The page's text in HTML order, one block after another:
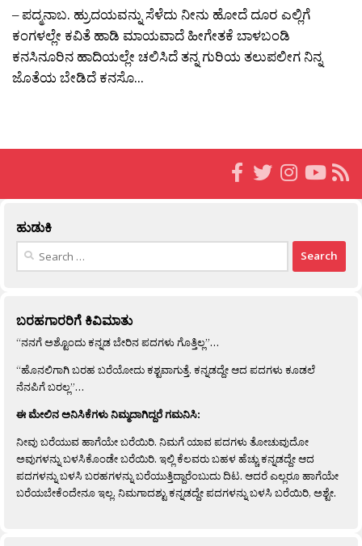
– ಪದ್ಮನಾಬ. ಹ್ರುದಯವನ್ನು ಸೆಳೆದು ನೀನು ಹೋದೆ ದೂರ ಎಲ್ಲಿಗೆ
ಕಂಗಳಲ್ಲೇ ಕವಿತೆ ಹಾಡಿ ಮಾಯವಾದೆ ಹೀಗೇತಕೆ ಬಾಳಬಂಡಿ
ಕನಸಿನೂರಿನ ಹಾದಿಯಲ್ಲೇ ಚಲಿಸಿದೆ ತನ್ನ ಗುರಿಯ ತಲುಪಲೀಗ ನಿನ್ನ
ಜೊತೆಯ ಬೇಡಿದೆ ಕನಸೊ...
ಹುಡುಕಿ
Search
ಬರಹಗಾರರಿಗೆ ಕಿವಿಮಾತು
“ನನಗೆ ಅಶ್ಟೊಂದು ಕನ್ನಡ ಬೇರಿನ ಪದಗಳು ಗೊತ್ತಿಲ್ಲ”…
“ಹೊನಲಿಗಾಗಿ ಬರಹ ಬರೆಯೋದು ಕಶ್ಟವಾಗುತ್ತೆ. ಕನ್ನಡದ್ದೇ ಆದ ಪದಗಳು ಕೂಡಲೆ
ನೆನಪಿಗೆ ಬರಲ್ಲ”…
ಈ ಮೇಲಿನ ಅನಿಸಿಕೆಗಳು ನಿಮ್ಮದಾಗಿದ್ದರೆ ಗಮನಿಸಿ:
ನೀವು ಬರೆಯುವ ಹಾಗೆಯೇ ಬರೆಯಿರಿ. ನಿಮಗೆ ಯಾವ ಪದಗಳು ತೋಚುವುದೋ
ಅವುಗಳನ್ನು ಬಳಸಿಕೊಂಡೇ ಬರೆಯಿರಿ. ಇಲ್ಲಿ ಕೆಲವರು ಬಹಳ ಹೆಚ್ಚು ಕನ್ನಡದ್ದೇ ಆದ
ಪದಗಳನ್ನು ಬಳಸಿ ಬರಹಗಳನ್ನು ಬರೆಯುತ್ತಿದ್ದಾರೆಂಬುದು ದಿಟ. ಆದರೆ ಎಲ್ಲರೂ ಹಾಗೆಯೇ
ಬರೆಯಬೇಕೆಂದೇನೂ ಇಲ್ಲ. ನಿಮಗಾದಶ್ಟು ಕನ್ನಡದ್ದೇ ಪದಗಳನ್ನು ಬಳಸಿ ಬರೆಯಿರಿ, ಅಶ್ಟೇ.